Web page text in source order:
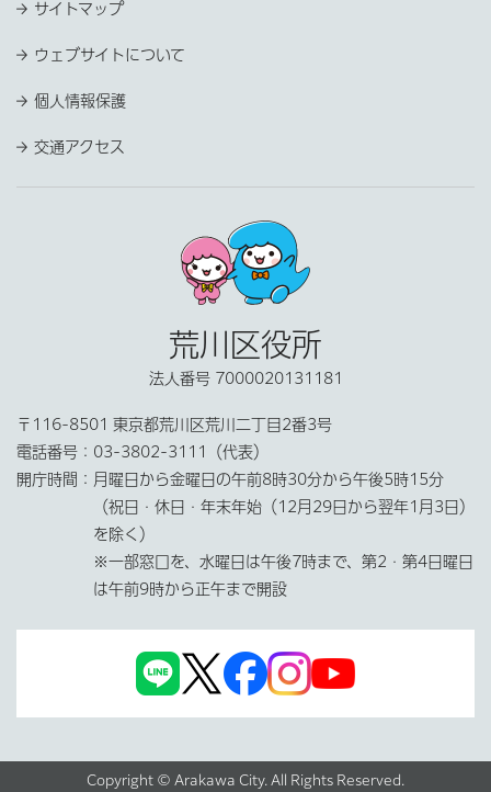
サイトマップ
ウェブサイトについて
個人情報保護
交通アクセス
荒川区役所
法人番号 7000020131181
〒116-8501 東京都荒川区荒川二丁目2番3号
電話番号： 03-3802-3111（代表）
開庁時間： 月曜日から金曜日の午前8時30分から午後5時15分
（祝日・休日・年末年始（12月29日から翌年1月3日）
を除く）
※一部窓口を、水曜日は午後7時まで、第2・第4日曜日
は午前9時から正午まで開設
Copyright © Arakawa City. All Rights Reserved.